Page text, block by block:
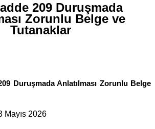
209 Duruşmada
Zorunlu Belge ve
Tutanaklar
Duruşmada Anlatılması Zorunlu Belge
Mayıs 2026